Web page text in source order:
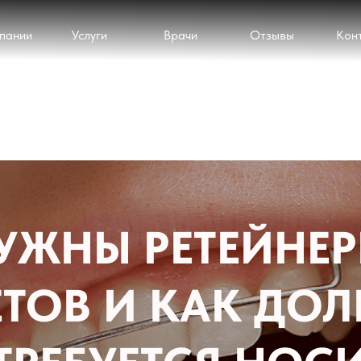
Услуги Врачи Отзывы
И КАК